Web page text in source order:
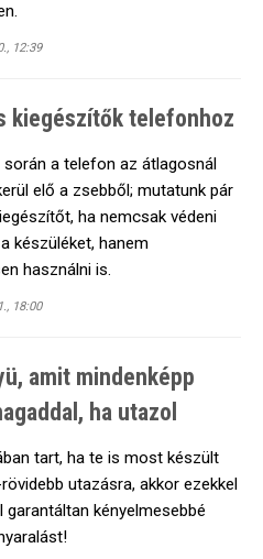
12:39
kiegészítők telefonhoz
során a telefon az átlagosnál
elő a zsebből; mutatunk pár
ha nemcsak védeni
készüléket, hanem
használni is.
18:00
amit mindenképp
ha utazol
tart, ha te is most készült
utazásra, akkor ezekkel
garantáltan kényelmesebbé